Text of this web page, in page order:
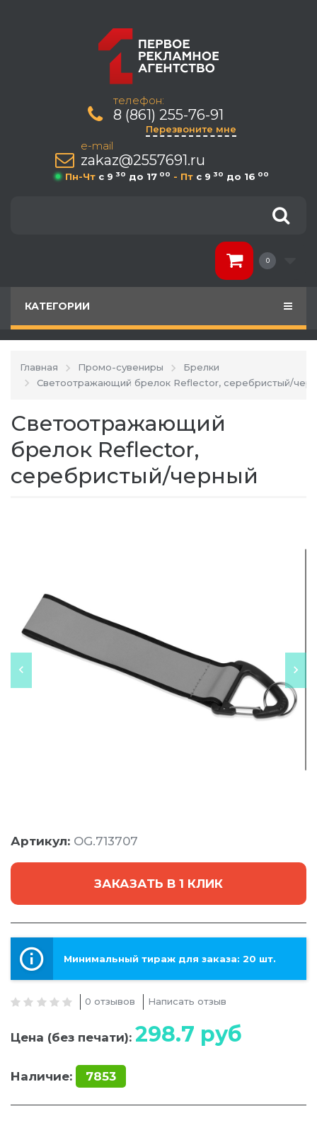
телефон:
8 (861) 255-76-91
Перезвоните мне
e-mail
zakaz@2557691.ru
Пн-Чт c 9 30 до 17 00 - Пт c 9 30 до 16 00
0
КАТЕГОРИИ
Главная Промо-сувениры
Брелки
Светоотражающий брелок Reflector, серебристый/
Светоотражающий
брелок Reflector,
серебристый/черный
Артикул: OG.713707
ЗАКАЗАТЬ В 1 КЛИК
Минимальный тираж для заказа: 20 шт.
0 отзывов Написать отзыв
Цена (без печати): 298.7 руб
Наличие: 7853